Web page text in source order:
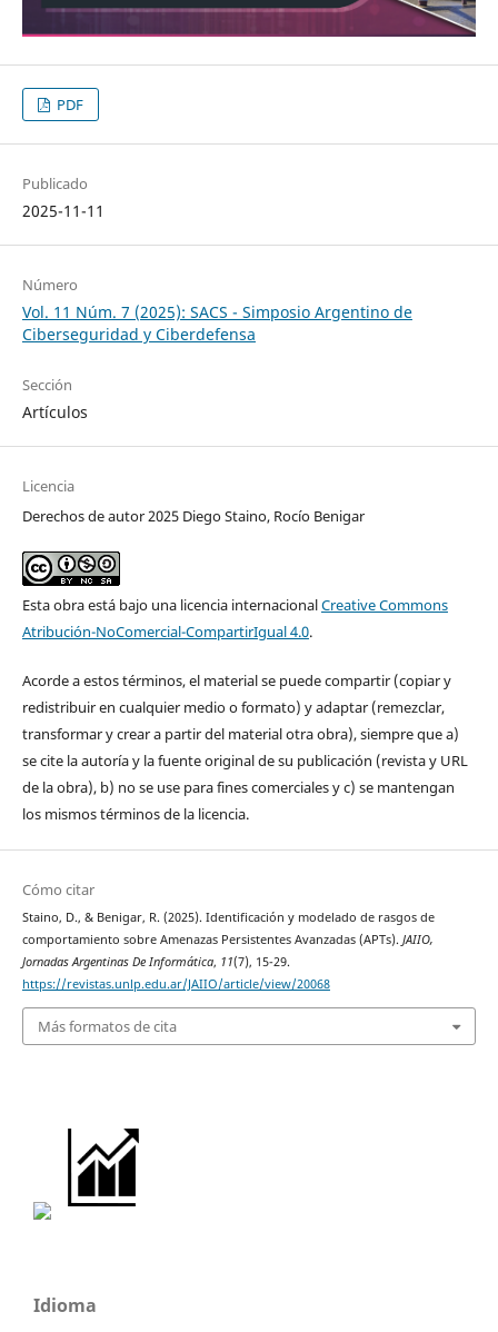
PDF
Publicado
2025-11-11
Número
Vol. 11 Núm. 7 (2025): SACS - Simposio Argentino de
Ciberseguridad y Ciberdefensa
Sección
Artículos
Licencia
Derechos de autor 2025 Diego Staino, Rocío Benigar
Esta obra está bajo una licencia internacionalCreative Commons
Atribución-NoComercial-CompartirIgual 4.0.
Acorde a estos términos, el material se puede compartir (copiar y
redistribuir en cualquier medio o formato) y adaptar (remezclar,
transformar y crear a partir del material otra obra), siempre que a)
se cite la autoría y la fuente original de su publicación (revista y URL
de la obra), b) no se use para fines comerciales y c) se mantengan
los mismos términos de la licencia.
Cómo citar
Staino, D., & Benigar, R. (2025). Identificación y modelado de rasgos de
comportamiento sobre Amenazas Persistentes Avanzadas (APTs). JAIIO,
Jornadas Argentinas De Informática, 11(7), 15-29.
https://revistas.unlp.edu.ar/JAIIO/article/view/20068
Más formatos de cita
Idioma